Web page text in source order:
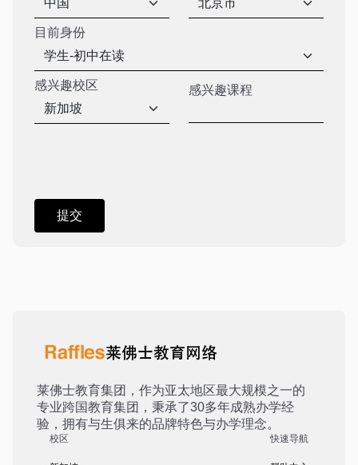
目前身份
感兴趣校区 感兴趣课程
莱佛士教育集团，作为亚太地区最大规模之一的
专业跨国教育集团，秉承了30多年成熟办学经
验，拥有与生俱来的品牌特色与办学理念。
校区 快速导航